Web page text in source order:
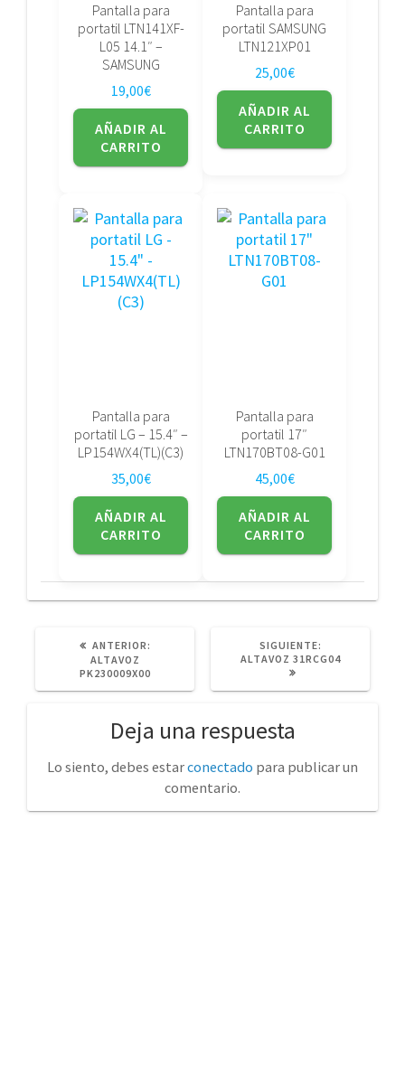
Pantalla para
portatil LTN141XF-
L05 14.1″ –
SAMSUNG
19,00€
AÑADIR AL
CARRITO
Pantalla para
portatil SAMSUNG
LTN121XP01
25,00€
AÑADIR AL
CARRITO
Pantalla para
portatil LG – 15.4″ –
LP154WX4(TL)(C3)
35,00€
AÑADIR AL
CARRITO
Pantalla para
portatil 17″
LTN170BT08-G01
45,00€
AÑADIR AL
CARRITO
ANTERIOR:
ALTAVOZ
PK230009X00
SIGUIENTE:
POST:
ALTAVOZ 31RCG04
Deja una respuesta
Lo siento, debes estarconectado para publicar un
comentario.